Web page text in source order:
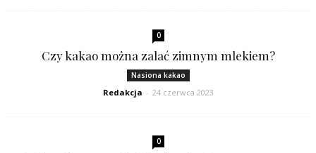
0
Czy kakao można zalać zimnym mlekiem?
Nasiona kakao
Redakcja - 24 czerwca 2023
0